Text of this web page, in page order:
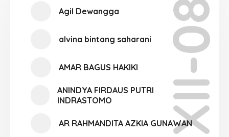
XII-08
Agil Dewangga
alvina bintang saharani
AMAR BAGUS HAKIKI
ANINDYA FIRDAUS PUTRI
INDRASTOMO
AR RAHMANDITA AZKIA GUNAWAN